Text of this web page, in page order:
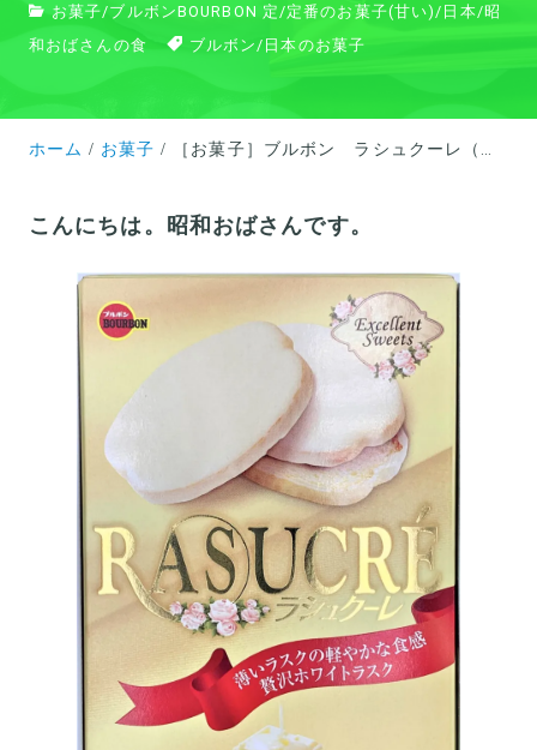
お菓子/ブルボンBOURBON 定 /定番のお菓子(甘い) / 日本/昭
和おばさんの食
ブルボン / 日本のお菓子
ホーム お菓子 ［お菓子］ブルボン ラシュクーレ（旧商品）を食べて画像撮りました。エクセレントスイーツ。
こんにちは。昭和おばさんです。